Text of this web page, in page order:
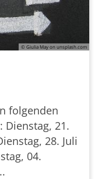
© Giulia May on unsplash.com
folgenden
Dienstag, 21.
28. Juli
04.